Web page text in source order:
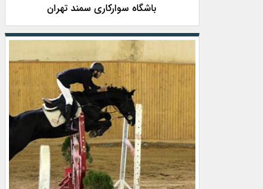
باشگاه سوارکاری سمند تهران